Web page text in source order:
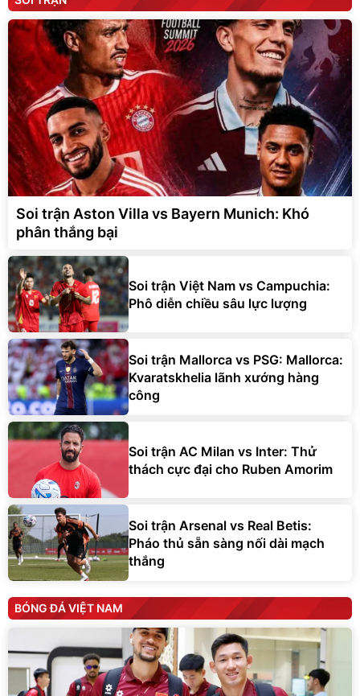
Soi trận Aston Villa vs Bayern Munich: Khó
phân thắng bại
Soi trận Việt Nam vs Campuchia:
Phô diễn chiều sâu lực lượng
Soi trận Mallorca vs PSG: Mallorca:
Kvaratskhelia lãnh xướng hàng
công
Soi trận AC Milan vs Inter: Thử
thách cực đại cho Ruben Amorim
Soi trận Arsenal vs Real Betis:
Pháo thủ sẵn sàng nối dài mạch
thắng
BÓNG ĐÁ VIỆT NAM